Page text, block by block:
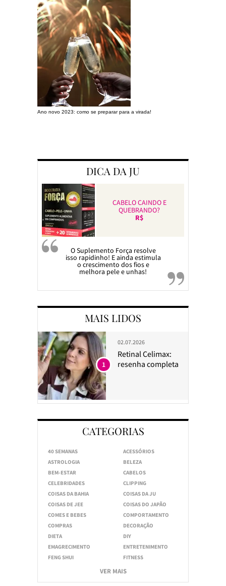
Ano novo 2023: como se preparar para a virada!
DICA DA JU
CABELO CAINDO E
QUEBRANDO?
R$
O Suplemento Força resolve
isso rapidinho! E ainda estimula
o crescimento dos fios e
melhora pele e unhas!
MAIS LIDOS
02.07.2026
Retinal Celimax:
resenha completa
1
CATEGORIAS
40 SEMANAS
ACESSÓRIOS
ASTROLOGIA
BELEZA
BEM-ESTAR
CABELOS
CELEBRIDADES
CLIPPING
COISAS DA BAHIA
COISAS DA JU
COISAS DE JEE
COISAS DO JAPÃO
COMES E BEBES
COMPORTAMENTO
COMPRAS
DECORAÇÃO
DIETA
DIY
EMAGRECIMENTO
ENTRETENIMENTO
FENG SHUI
FITNESS
VER MAIS